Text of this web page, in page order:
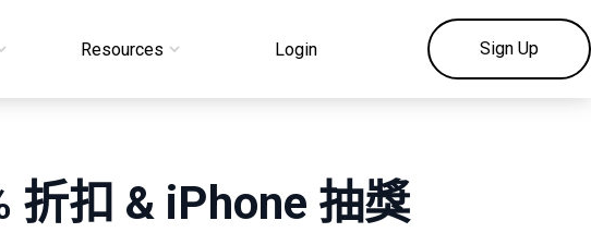
Resources Login
Sign Up
折扣 & iPhone 抽獎